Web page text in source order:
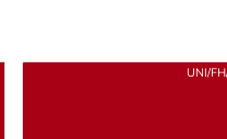
UNI/